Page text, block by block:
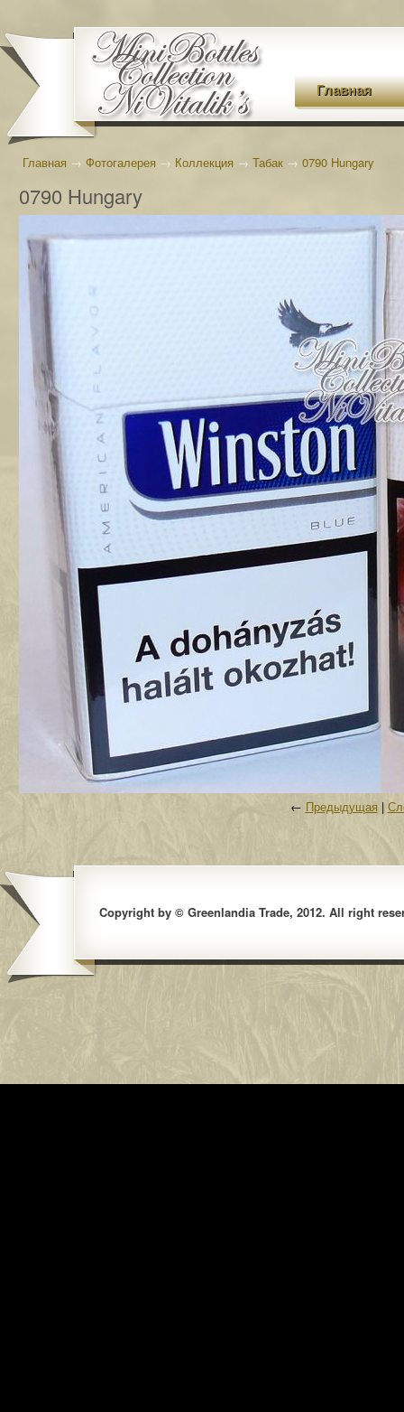
Главная
Главная → Фотогалерея → Коллекция → Табак → 0790 Hungary
0790 Hungary
← Предыдущая|
Copyright by © Greenlandia Trade, 2012. All right